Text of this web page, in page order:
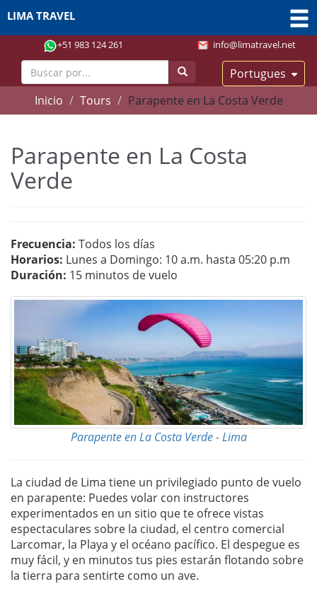
+51 983 124 261 info@limatravel.net
Portugues
LIMA TRAVEL
Inicio Tours Parapente en La Costa Verde
Parapente en La Costa
Verde
Frecuencia: Todos los días
Horarios: Lunes a Domingo: 10 a.m. hasta 05:20 p.m
Duración: 15 minutos de vuelo
Parapente en La Costa Verde - Lima
La ciudad de Lima tiene un privilegiado punto de vuelo
en parapente: Puedes volar con instructores
experimentados en un sitio que te ofrece vistas
espectaculares sobre la ciudad, el centro comercial
Larcomar, la Playa y el océano pacífico. El despegue es
muy fácil, y en minutos tus pies estarán flotando sobre
la tierra para sentirte como un ave.